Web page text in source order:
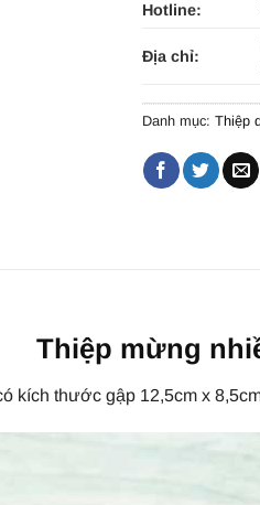
Hotline:
Địa chỉ:
Danh mục: Thiệp
Thiệp mừng
kích thước gập 12,5cm x